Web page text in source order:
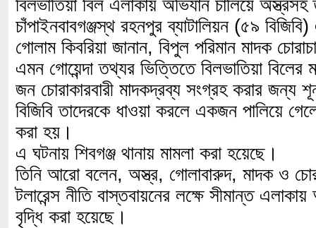
বিলভাতিয়া বিল এলাকায় অভিযান চালিয়ে
চাঁপাইনবাবগঞ্জস্থ রহনপুর ব্যাটালিয়ন (৫৯
গোলাম কিবরিয়া জানান, বিপুল পরিমান মাদক
এমন গোয়েন্দা তথ্যর ভিত্তিতে বিলভাতিয়া
জন চোরাকারবারী মাদকদ্রব্য সংগ্রহ করার জন্য
বিজিবি তাদেরকে ধাওয়া করলে একজন পালিয়ে
করা হয়।
এ ঘটনায় শিবগঞ্জ থানায় মামলা করা হয়েছে।
তিনি আরো বলেন, অস্ত্র, গোলাবারুদ, মাদক ও
টলারেন্স নীতি বাস্তবায়নের লক্ষে সীমান্ত
বৃদ্ধি করা হয়েছে।